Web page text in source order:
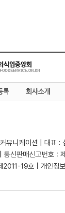
뮤니케이션 | 대표 :
신판매신고번호 :
2011-19호 | 개인정